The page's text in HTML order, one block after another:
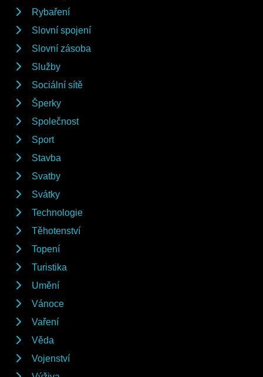
Rybaření
Slovní spojení
Slovní zásoba
Služby
Sociální sítě
Šperky
Společnost
Sport
Stavba
Svatby
Svátky
Technologie
Těhotenství
Topení
Turistika
Umění
Vánoce
Vaření
Věda
Vojenství